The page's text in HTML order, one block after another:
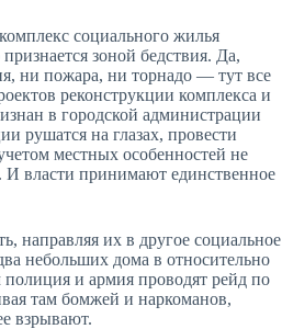
социального жилья
зоной бедствия. Да,
ни пожара, ни торнадо — тут все
реконструкции комплекса и
в городской администрации
рушатся на глазах, провести
местных особенностей не
И власти принимают единственное
направляя их в другое социальное
небольших дома в относительно
и армия проводят рейд по
там бомжей и наркоманов,
взрывают.